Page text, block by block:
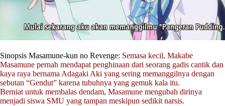
Sinopsis Masamune-kun no Revenge: Semasa kecil, Makabe
Masamune pernah mendapat penghinaan dari seorang gadis cantik dan
kaya raya bernama Adagaki Aki yang sering memanggilnya dengan
sebutan “Gendut” karena tubuhnya yang gemuk kala itu.
Berniat untuk membalas dendam, Masamune mengubah dirinya
menjadi siswa SMU yang tampan meskipun sedikit narsis.